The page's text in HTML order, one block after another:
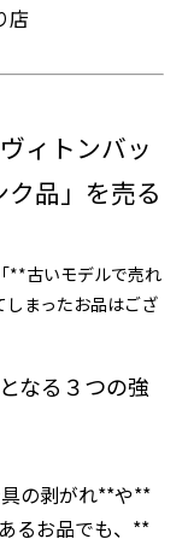
店
ィトンバッ
品」を売る
**古いモデルで売れ
まったお品はござ
なる３つの強
の剥がれ**や**
るお品でも、**